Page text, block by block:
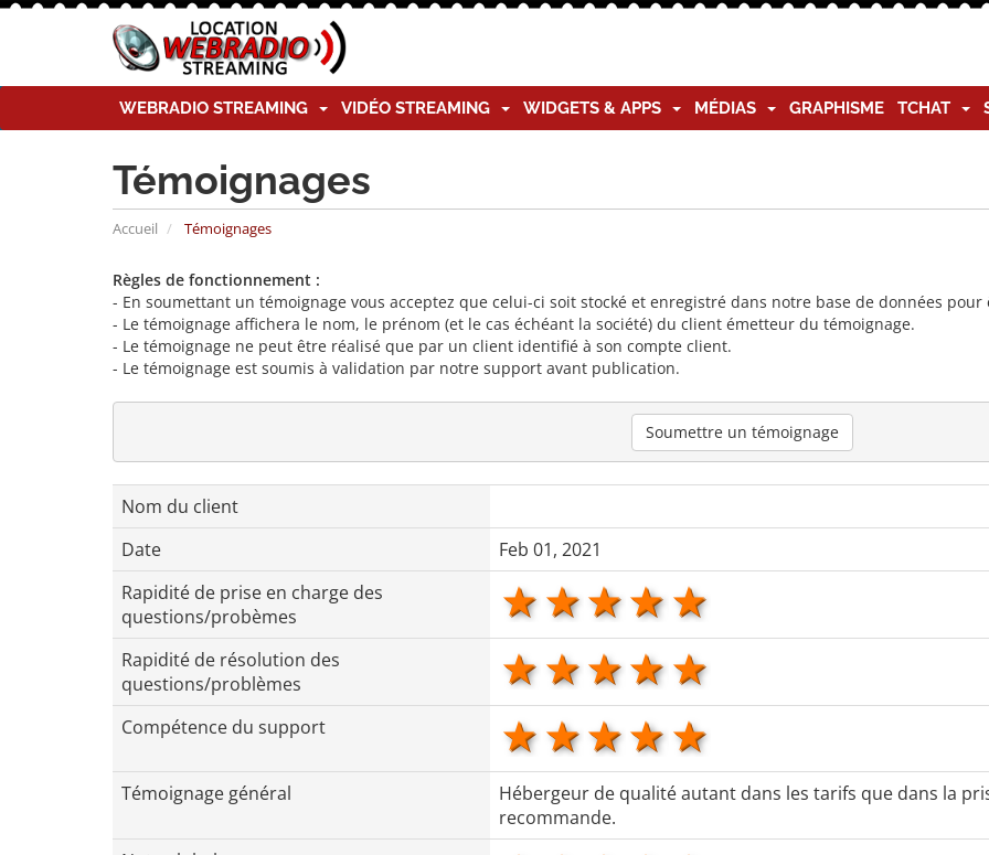
WEBRADIO STREAMING VIDÉO STREAMING WIDGETS & APPS MÉDIAS GRAPHISME TCHAT
Témoignages
Accueil Témoignages
Règles de fonctionnement :
- En soumettant un témoignage vous acceptez que celui-ci soit stocké et enregistré dans notre base de données
- Le témoignage affichera le nom, le prénom (et le cas échéant la société) du client émetteur du témoignage.
- Le témoignage ne peut être réalisé que par un client identifié à son compte client.
- Le témoignage est soumis à validation par notre support avant publication.
Soumettre un témoignage
Nom du client
Date
Feb 01, 2021
Rapidité de prise en charge des
questions/probèmes
4 stars
3 stars
2 stars
1 star
Rapidité de résolution des
questions/problèmes
4 stars
3 stars
2 stars
1 star
Compétence du support 4 stars
3 stars
2 stars
1 star
Témoignage général
Hébergeur de qualité autant dans les tarifs que dans la
recommande.